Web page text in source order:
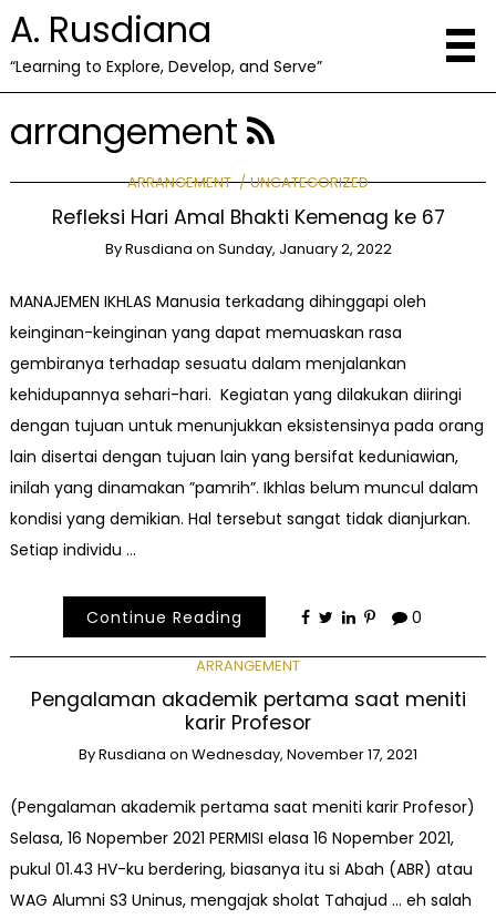
A. Rusdiana
“Learning to Explore, Develop, and Serve”
arrangement
ARRANGEMENT UNCATEGORIZED
Refleksi Hari Amal Bhakti Kemenag ke 67
ByRusdiana on Sunday, January 2, 2022
MANAJEMEN IKHLAS Manusia terkadang dihinggapi oleh
keinginan-keinginan yang dapat memuaskan rasa
gembiranya terhadap sesuatu dalam menjalankan
kehidupannya sehari-hari. Kegiatan yang dilakukan diiringi
dengan tujuan untuk menunjukkan eksistensinya pada orang
lain disertai dengan tujuan lain yang bersifat keduniawian,
inilah yang dinamakan ”pamrih”. Ikhlas belum muncul dalam
kondisi yang demikian. Hal tersebut sangat tidak dianjurkan.
Setiap individu …
Continue Reading 0
ARRANGEMENT
Pengalaman akademik pertama saat meniti
karir Profesor
ByRusdiana on Wednesday, November 17, 2021
(Pengalaman akademik pertama saat meniti karir Profesor)
Selasa, 16 Nopember 2021 PERMISI elasa 16 Nopember 2021,
pukul 01.43 HV-ku berdering, biasanya itu si Abah (ABR) atau
WAG Alumni S3 Uninus, mengajak sholat Tahajud … eh salah